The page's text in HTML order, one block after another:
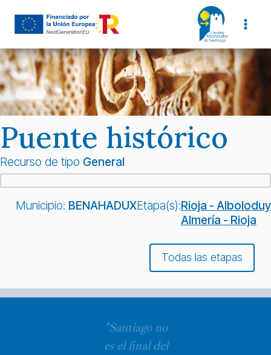
Puente histórico
Recurso de tipo General
Municipio: BENAHADUXEtapa(s):Rioja - Alboloduy
Almería - Rioja
Todas las etapas
"Santiago no
es el final del